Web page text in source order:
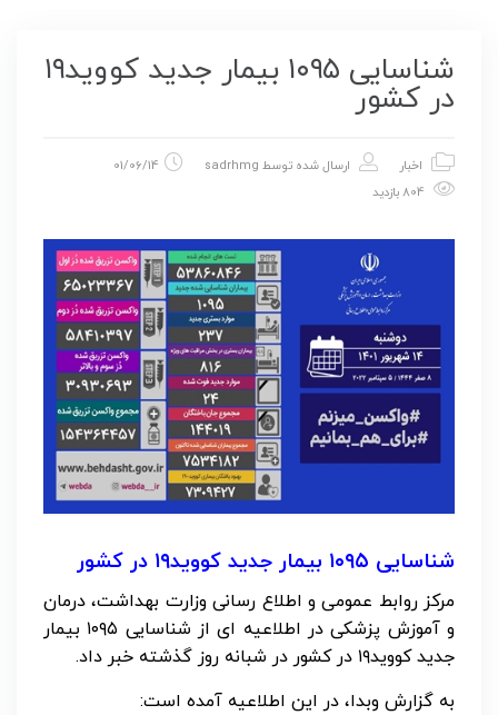
شناسایی ۱۰۹۵ بیمار جدید کووید۱۹
در کشور
اخبار ارسال شده توسط sadrhmg
01/06/14
شناسایی ۱۰۹۵ بیمار جدید کووید۱۹ در کشور
مرکز روابط عمومی و اطلاع رسانی وزارت بهداشت، درمان
و آموزش پزشکی در اطلاعیه ای از شناسایی ۱۰۹۵ بیمار
جدید کووید۱۹ در کشور در شبانه روز گذشته خبر داد.
به گزارش وبدا، در این اطلاعیه آمده است: